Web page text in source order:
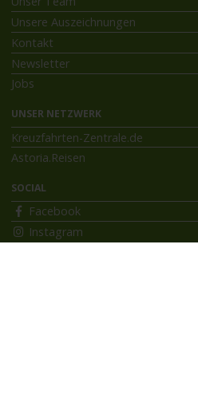
Unsere Auszeichnungen
Kontakt
Newsletter
Jobs
UNSER NETZWERK
Kreuzfahrten-Zentrale.de
Astoria.Reisen
SOCIAL
Facebook
Instagram